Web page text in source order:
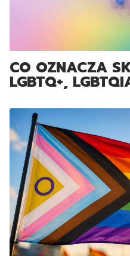
CO OZNACZA
LGBTQ+,
KOMPLETNY